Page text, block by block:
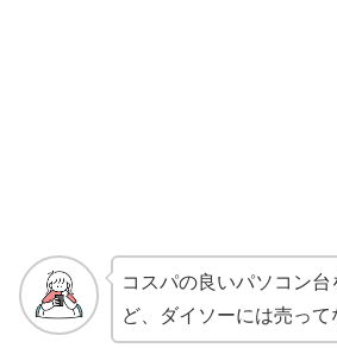
コスパの良いパソコン
ど、ダイソーには売って